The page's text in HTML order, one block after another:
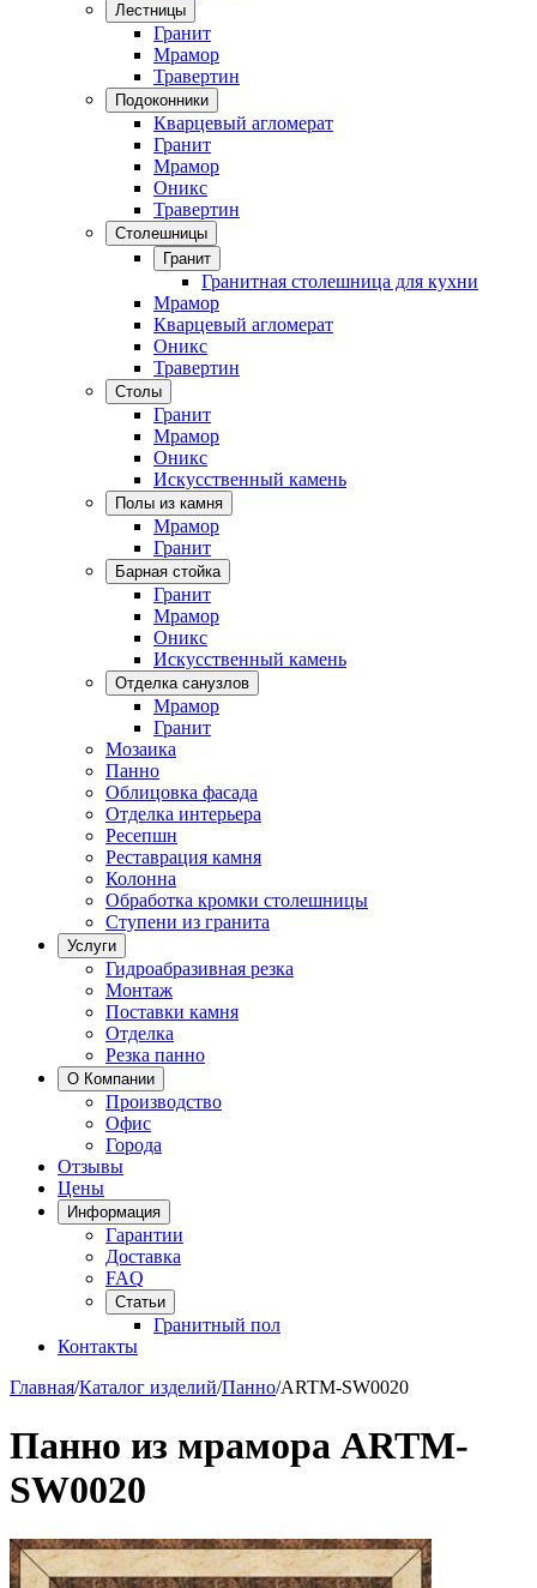
Лестницы
Гранит
Мрамор
Травертин
Подоконники
Кварцевый агломерат
Гранит
Мрамор
Оникс
Травертин
Столешницы
Гранит
Гранитная столешница для кухни
Мрамор
Кварцевый агломерат
Оникс
Травертин
Столы
Гранит
Мрамор
Оникс
Искусственный камень
Полы из камня
Мрамор
Гранит
Барная стойка
Гранит
Мрамор
Оникс
Искусственный камень
Отделка санузлов
Мрамор
Гранит
Мозаика
Панно
Облицовка фасада
Отделка интерьера
Ресепшн
Реставрация камня
Колонна
Обработка кромки столешницы
Ступени из гранита
Услуги
Гидроабразивная резка
Монтаж
Поставки камня
Отделка
Резка панно
О Компании
Производство
Офис
Города
Отзывы
Цены
Информация
Гарантии
Доставка
FAQ
Статьи
Гранитный пол
Контакты
Главная/Каталог изделий/Панно/ARTM-SW0020
Панно из мрамора ARTM-
SW0020